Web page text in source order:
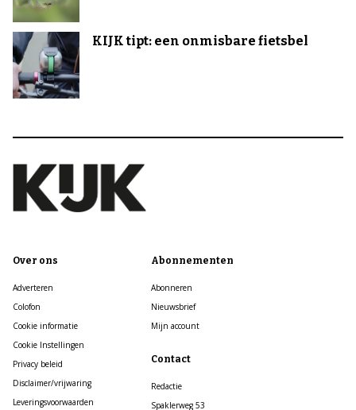
KIJK tipt: een onmisbare fietsbel
Over ons
Adverteren
Colofon
Cookie informatie
Cookie Instellingen
Privacy beleid
Disclaimer/vrijwaring
Leveringsvoorwaarden
Abonnementen
Abonneren
Nieuwsbrief
Mijn account
Contact
Redactie
Spaklerweg 53